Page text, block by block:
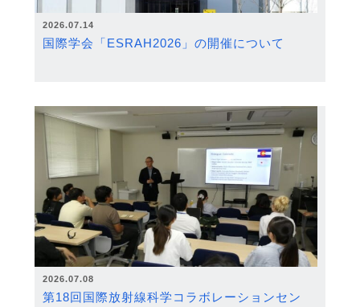
2026.07.14
国際学会「ESRAH2026」の開催について
2026.07.08
第18回国際放射線科学コラボレーションセン